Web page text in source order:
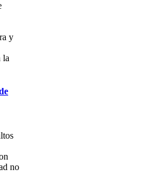
y
la
no